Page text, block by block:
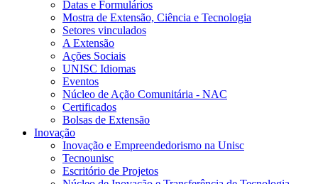
Datas e Formulários
Mostra de Extensão, Ciência e Tecnologia
Setores vinculados
A Extensão
Ações Sociais
UNISC Idiomas
Eventos
Núcleo de Ação Comunitária - NAC
Certificados
Bolsas de Extensão
Inovação
Inovação e Empreendedorismo na Unisc
Tecnounisc
Escritório de Projetos